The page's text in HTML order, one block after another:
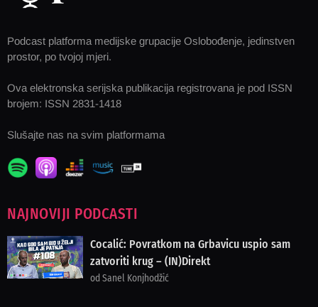
Podcast platforma medijske grupacije Oslobođenje, jedinstven
prostor, po tvojoj mjeri.
Ova elektronska serijska publikacija registrovana je pod ISSN
brojem: ISSN 2831-1418
Slušajte nas na svim platformama
NAJNOVIJI PODCASTI
Cocalić: Povratkom na Grbavicu uspio sam
zatvoriti krug – (IN)Direkt
od Sanel Konjhodžić